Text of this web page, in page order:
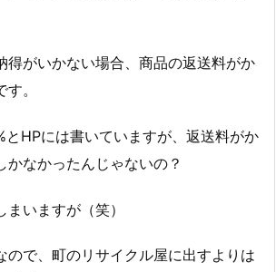
得がいかない場合、商品の返送料がか
。
HPには書いていますが、返送料がか
かなかったんじゃないの？
いますが（笑）
ので、町のリサイクル屋に出すよりは